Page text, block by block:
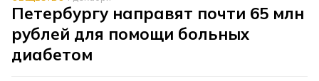
Петербургу направят почти 65 млн
рублей для помощи больных
диабетом